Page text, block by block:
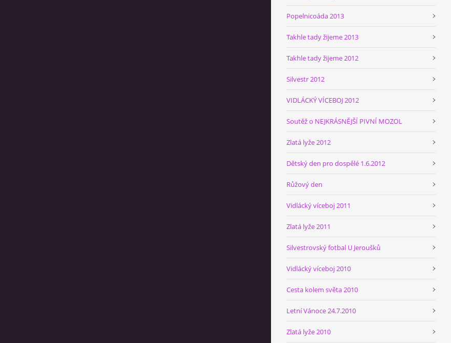
Popelnicoáda 2013
Takhle tady žijeme 2013
Takhle tady žijeme 2012
Silvestr 2012
VIDLÁCKÝ VÍCEBOJ 2012
Soutěž o NEJKRÁSNĚJŠÍ PIVNÍ MOZOL
Zlatá lyže 2012
Dětský den pro dospělé 1.6.2012
Růžový den
Vidlácký víceboj 2011
Zlatá lyže 2011
Silvestrovský fotbal U Jeroušků
Vidlácký víceboj 2010
Cesta kolem světa 2010
Letní Vánoce 24.7.2010
Zlatá lyže 2010